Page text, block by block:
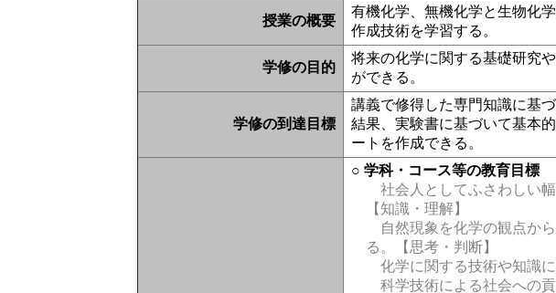
授業の概要
有機化学、無機化学と生物化
作成技術を学習する。
学修の目的
将来の化学に関する基礎研究
ができる。
学修の到達目標
講義で修得した専門知識に基
結果、実験書に基づいて基本
ートを作成できる。
○ 学科・コース等の教育目標
社会人としてふさわしい幅
【知識・理解】
自然現象を化学の観点か
る。【思考・判断】
化学に関する技術や知識に
科学技術による社会への貢